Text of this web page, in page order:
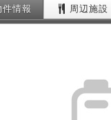
件情報 周辺施設